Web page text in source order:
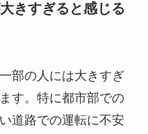
きすぎると感じる
部の人には大きすぎ
す。特に都市部での
道路での運転に不安